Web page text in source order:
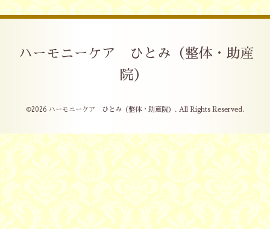
ハーモニーケア ひとみ（整体・助産
院）
©2026 ハーモニーケア ひとみ（整体・助産院） . All Rights Reserved.